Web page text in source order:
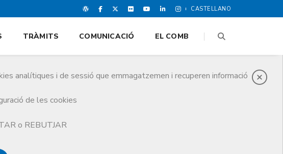
CASTELLANO
analítiques i de sessió que emmagatzemen i recuperen informació
de les cookies
o REBUTJAR
TRÀMITS COMUNICACIÓ EL COMB